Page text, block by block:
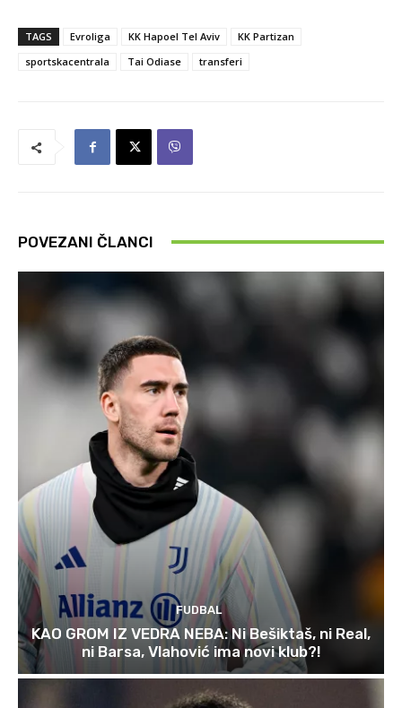
TAGS Evroliga KK Hapoel Tel Aviv
KK Partizan
sportskacentrala
Tai Odiase transferi
POVEZANI ČLANCI
FUDBAL
KAO GROM IZ VEDRA NEBA: Ni Bešiktaš, ni Real,
ni Barsa, Vlahović ima novi klub?!